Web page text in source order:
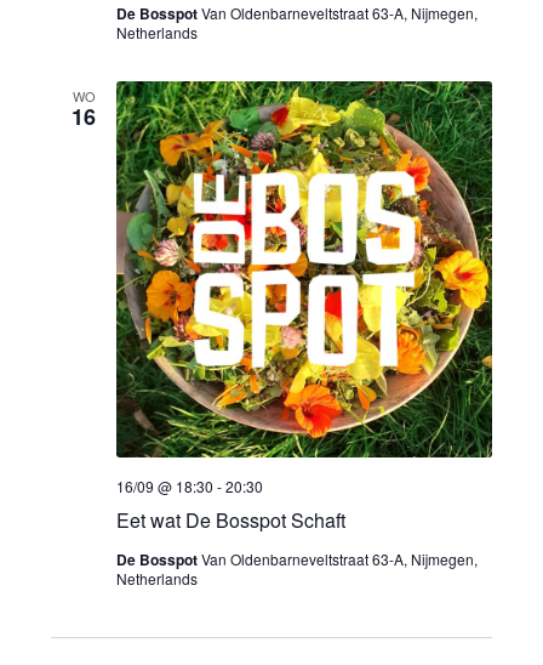
v
e
n
n
a
v
i
g
a
t
a
t
i
e
De BosspotVan Oldenbarneveltstraat 63-A, Nijmegen,
Netherlands
WO
16
Eet wat De Bosspot Schaft
16/09 @ 18:30 -20:30
De BosspotVan Oldenbarneveltstraat 63-A, Nijmegen,
Netherlands